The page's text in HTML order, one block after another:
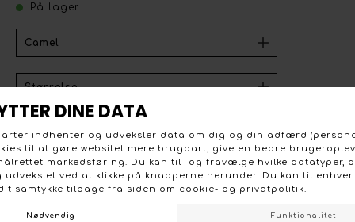
På lager
One Two Luxzuz Jardine skjorte bluse med kort vinge
ærme, flipkrave og stolpelukning med skjult knaplukning
foran. Skjorten er i løs facon med mere længde bagpå
end foran. Camel farvet med blomster print i rosa, og